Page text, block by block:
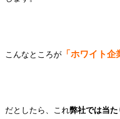
こんなところが 「ホワイト企
だとしたら、これ弊社では当